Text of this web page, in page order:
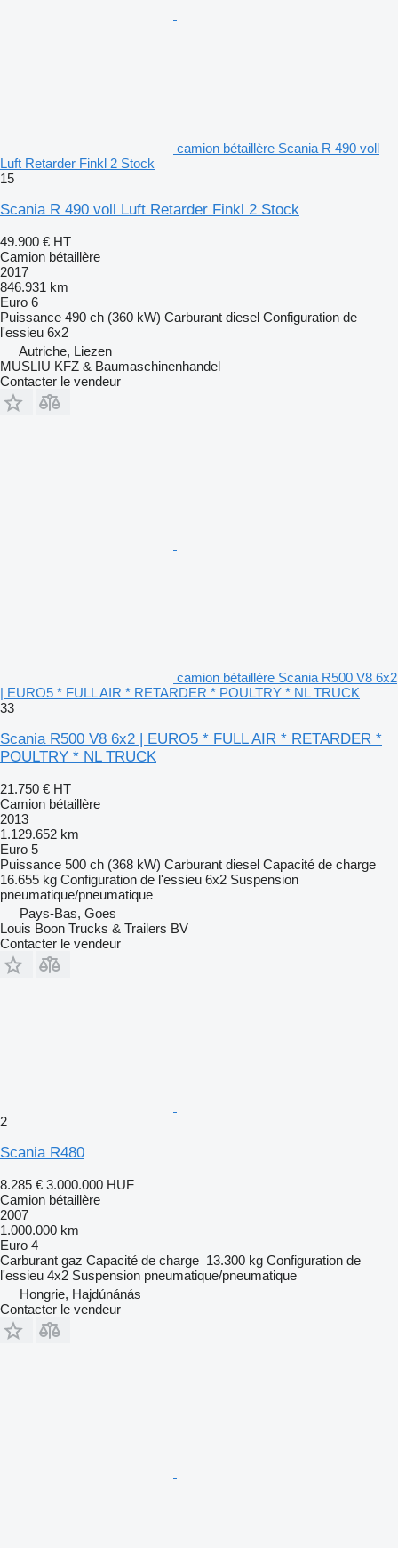
camion bétaillère Scania R 490 voll
Luft Retarder Finkl 2 Stock
15
Scania R 490 voll Luft Retarder Finkl 2 Stock
49.900 € HT
Camion bétaillère
2017
846.931 km
Euro 6
Puissance 490 ch (360 kW) Carburant diesel Configuration de
l'essieu 6x2
Autriche, Liezen
MUSLIU KFZ & Baumaschinenhandel
Contacter le vendeur
camion bétaillère Scania R500 V8 6x2
| EURO5 * FULL AIR * RETARDER * POULTRY * NL TRUCK
33
Scania R500 V8 6x2 | EURO5 * FULL AIR * RETARDER *
POULTRY * NL TRUCK
21.750 € HT
Camion bétaillère
2013
1.129.652 km
Euro 5
Puissance 500 ch (368 kW) Carburant diesel Capacité de charge
16.655 kg Configuration de l'essieu 6x2 Suspension
pneumatique/pneumatique
Pays-Bas, Goes
Louis Boon Trucks & Trailers BV
Contacter le vendeur
2
Scania R480
8.285 € 3.000.000 HUF
Camion bétaillère
2007
1.000.000 km
Euro 4
Carburant gaz Capacité de charge 13.300 kg Configuration de
l'essieu 4x2 Suspension pneumatique/pneumatique
Hongrie, Hajdúnánás
Contacter le vendeur